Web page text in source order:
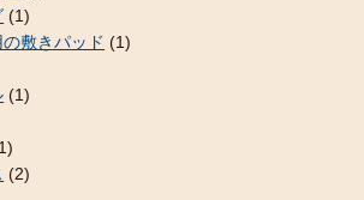
(1)
敷きパッド (1)
(1)
(2)